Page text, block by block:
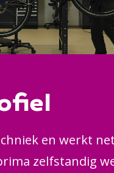
en werkt
zelfstandig